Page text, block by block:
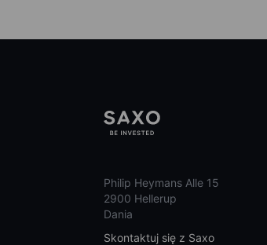
Philip Heymans Alle 15
2900 Hellerup
Dania
Skontaktuj się z Saxo